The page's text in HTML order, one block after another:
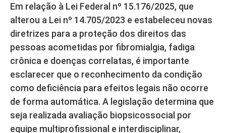
Em relação à Lei Federal nº 15.176/2025, que
alterou a Lei nº 14.705/2023 e estabeleceu novas
diretrizes para a proteção dos direitos das
pessoas acometidas por fibromialgia, fadiga
crônica e doenças correlatas, é importante
esclarecer que o reconhecimento da condição
como deficiência para efeitos legais não ocorre
de forma automática. A legislação determina que
seja realizada avaliação biopsicossocial por
equipe multiprofissional e interdisciplinar,